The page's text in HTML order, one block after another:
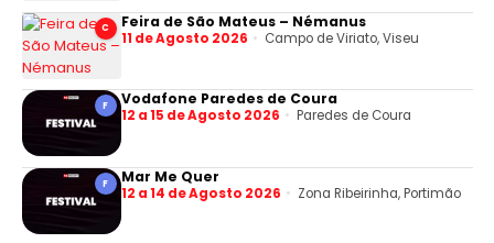
C Feira de São Mateus – Némanus
11 de Agosto 2026 Campo de Viriato, Viseu
F Vodafone Paredes de Coura
12 a 15 de Agosto 2026 Paredes de Coura
F Mar Me Quer
12 a 14 de Agosto 2026 Zona Ribeirinha, Portimão